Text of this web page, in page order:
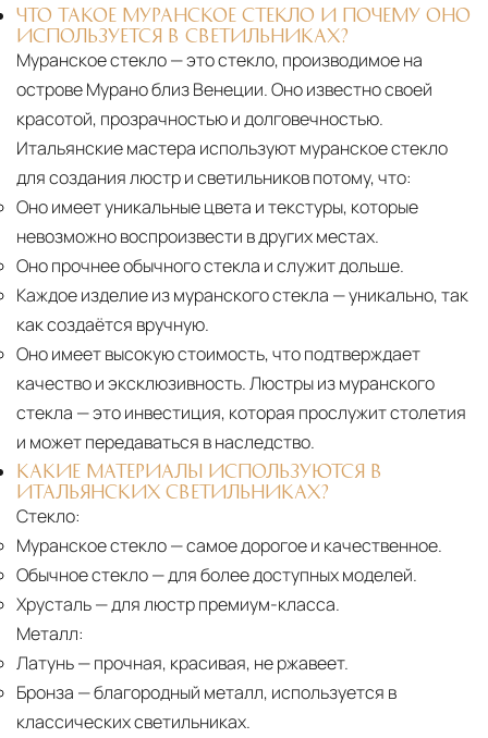
ЧТО ТАКОЕ МУРАНСКОЕ СТЕКЛО И ПОЧЕМУ ОНО
ИСПОЛЬЗУЕТСЯ В СВЕТИЛЬНИКАХ?
Муранское стекло — это стекло, производимое на
острове Мурано близ Венеции. Оно известно своей
красотой, прозрачностью и долговечностью.
Итальянские мастера используют муранское стекло
для создания люстр и светильников потому, что:
Оно имеет уникальные цвета и текстуры, которые
невозможно воспроизвести в других местах.
Оно прочнее обычного стекла и служит дольше.
Каждое изделие из муранского стекла — уникально, так
как создаётся вручную.
Оно имеет высокую стоимость, что подтверждает
качество и эксклюзивность. Люстры из муранского
стекла — это инвестиция, которая прослужит столетия
и может передаваться в наследство.
КАКИЕ МАТЕРИАЛЫ ИСПОЛЬЗУЮТСЯ В
ИТАЛЬЯНСКИХ СВЕТИЛЬНИКАХ?
Стекло:
Муранское стекло— самое дорогое и качественное.
Обычное стекло— для более доступных моделей.
Хрусталь— для люстр премиум-класса.
Металл:
Латунь— прочная, красивая, не ржавеет.
Бронза — благородный металл, используется в
классических светильниках.